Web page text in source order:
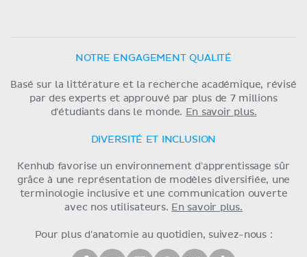
NOTRE ENGAGEMENT QUALITÉ
Basé sur la littérature et la recherche académique, révisé
par des experts et approuvé par plus de 7 millions
d'étudiants dans le monde. En savoir plus.
DIVERSITÉ ET INCLUSION
Kenhub favorise un environnement d'apprentissage sûr
grâce à une représentation de modèles diversifiée, une
terminologie inclusive et une communication ouverte
avec nos utilisateurs. En savoir plus.
Pour plus d'anatomie au quotidien, suivez-nous :